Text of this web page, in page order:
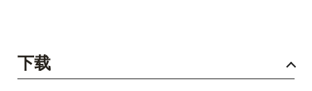
下载